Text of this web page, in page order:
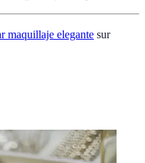
maquillaje elegante sur